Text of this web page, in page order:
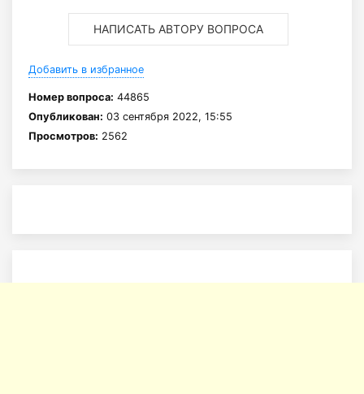
НАПИСАТЬ АВТОРУ ВОПРОСА
Добавить в избранное
Номер вопроса: 44865
Опубликован: 03 сентября 2022, 15:55
Просмотров: 2562